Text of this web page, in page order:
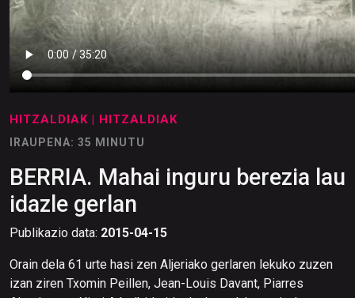
HITZALDIAK | HITZALDIAK
IRAUPENA: 35 MINUTU
BERRIA. Mahai inguru berezia lau
idazle gerlan
Publikazio data: 2015-04-15
Orain dela 61 urte hasi zen Aljeriako gerlaren lekuko zuzen
izan ziren Txomin Peillen, Jean-Louis Davant, Piarres